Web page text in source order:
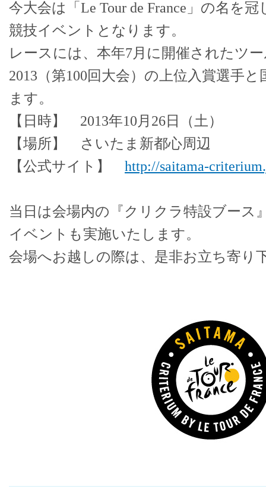
今大会は「Le Tour de France」の名を
競技イベントとなります。
レースには、本年7月に開催されたツ
2013（第100回大会）の上位入賞選手
ます。
【日時】 2013年10月26日（土）
【場所】 さいたま新都心周辺
【公式サイト】 http://saitama-
当日は会場内の『クリクラ特設ブース
イベントも実施いたします。
会場へお越しの際は、是非お立ち寄り